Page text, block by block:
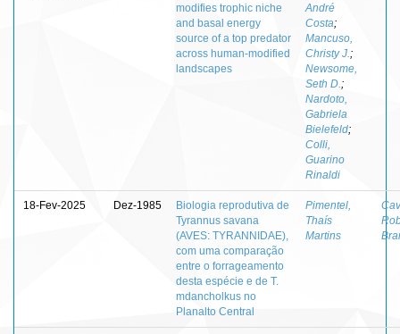
modifies trophic niche
and basal energy
source of a top predator
across human-modified
landscapes
André
Costa;
Mancuso,
Christy J. ;
Newsome,
Seth D. ;
Nardoto,
Gabriela
Bielefeld;
Colli,
Guarino
Rinaldi
18-Fev-2025 Dez-1985
Biologia reprodutiva de
Tyrannus savana
(AVES: TYRANNIDAE),
com uma comparação
entre o forrageamento
desta espécie e de T.
mdancholkus no
Planalto Central
Pimentel,
Thaís
Martins